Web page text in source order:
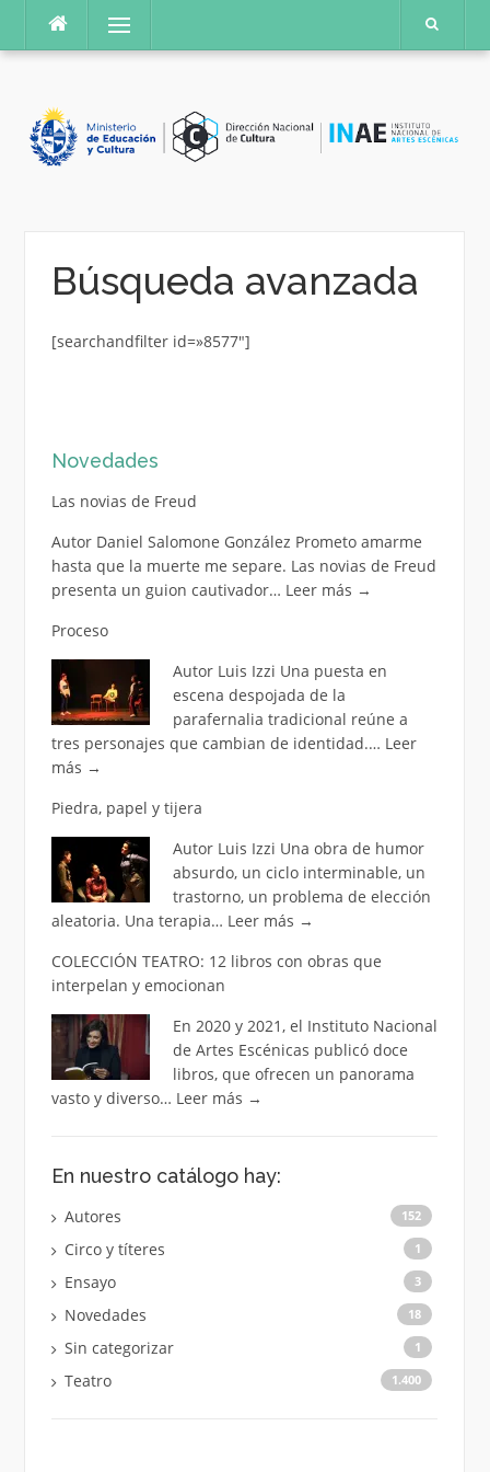
contenido
Menú
Búsqueda avanzada
[searchandfilter id=»8577″]
Novedades
Las novias de Freud
Autor Daniel Salomone González Prometo amarme
hasta que la muerte me separe. Las novias de Freud
presenta un guion cautivador… Leer más →
Proceso
Autor Luis Izzi Una puesta en
escena despojada de la
parafernalia tradicional reúne a
tres personajes que cambian de identidad.… Leer
más →
Piedra, papel y tijera
Autor Luis Izzi Una obra de humor
absurdo, un ciclo interminable, un
trastorno, un problema de elección
aleatoria. Una terapia… Leer más →
COLECCIÓN TEATRO: 12 libros con obras que
interpelan y emocionan
En 2020 y 2021, el Instituto Nacional
de Artes Escénicas publicó doce
libros, que ofrecen un panorama
vasto y diverso… Leer más →
En nuestro catálogo hay:
Autores 152
Circo y títeres 1
Ensayo 3
Novedades 18
Sin categorizar 1
Teatro 1.400